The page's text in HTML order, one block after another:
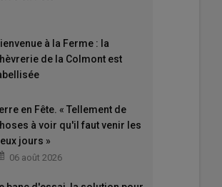
à la Ferme : la
de la Colmont est
en Fête. « Tellement de
à voir qu'il faut venir les
jours »
06 août 2026